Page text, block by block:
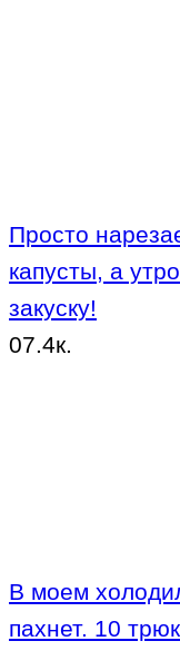
Просто
капусты, а
закуску!
07.4к.
В моем
пахнет. 10